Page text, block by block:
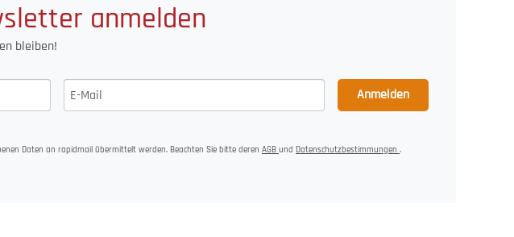
anmelden
bleiben!
Anmelden
Daten an rapidmail übermittelt werden. Beachten Sie bitte deren AGB und Datenschutzbestimmungen .